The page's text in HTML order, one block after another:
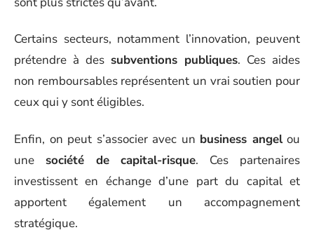
Certains secteurs, notamment l’innovation, peuvent
prétendre à des subventions publiques. Ces aides
non remboursables représentent un vrai soutien pour
ceux qui y sont éligibles.
Enfin, on peut s’associer avec un business angelou
une société de capital-risque. Ces partenaires
investissent en échange d’une part du capital et
apportent également un accompagnement
stratégique.